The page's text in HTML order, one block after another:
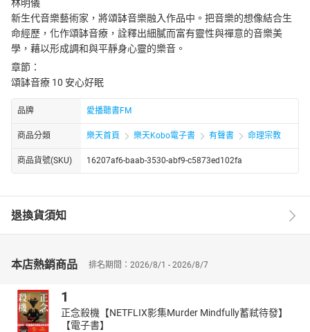
林明儀
新生代音樂藝術家，將頌缽音樂融入作品中。把音樂的想像結合生
命經歷，化作頌缽音療，詮釋出細膩而富有靈性與禪意的音樂美
學，藉以形成調和與平靜身心靈的樂音。
章節：
頌缽音療 10 安心好眠
品牌 愛播聽書FM
商品分類 樂天首頁 樂天Kobo電子書 有聲書 命理宗教
商品貨號(SKU) 16207af6-baab-3530-abf9-c5873ed102fa
退換貨須知
本店熱銷商品 排名期間：2026/8/1 - 2026/8/7
1
正念殺機【NETFLIX影集Murder Mindfully蓄弒待發】
【電子書】